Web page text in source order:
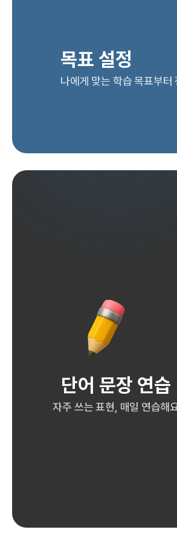
목표 설정
나에게 맞는 학습 목표부터
단어 문장 연습
자주 쓰는 표현, 매일 연습해